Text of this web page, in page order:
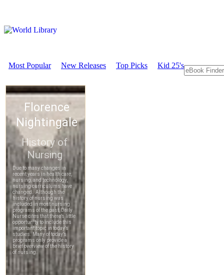
Most Popular New Releases Top Picks Kid 25's